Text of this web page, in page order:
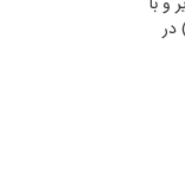
در